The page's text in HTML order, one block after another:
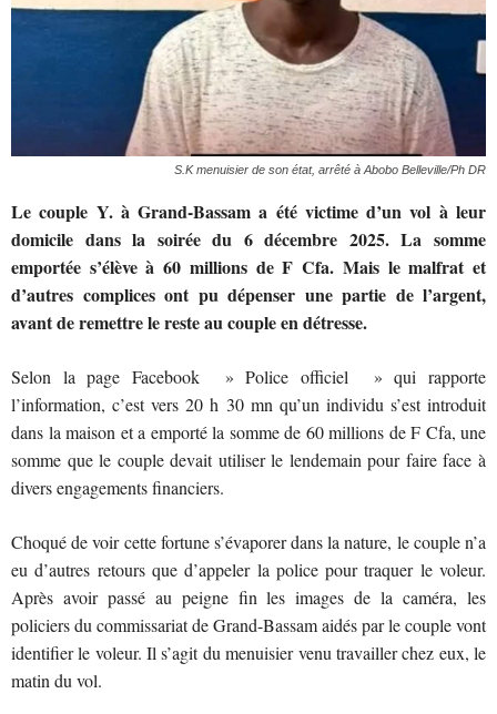
S.K menuisier de son état, arrêté à Abobo Belleville/Ph DR
Le couple Y. à Grand-Bassam a été victime d’un vol à leur
domicile dans la soirée du 6 décembre 2025. La somme
emportée s’élève à 60 millions de F Cfa. Mais le malfrat et
d’autres complices ont pu dépenser une partie de l’argent,
avant de remettre le reste au couple en détresse.
Selon la page Facebook » Police officiel » qui rapporte
l’information, c’est vers 20 h 30 mn qu’un individu s’est introduit
dans la maison et a emporté la somme de 60 millions de F Cfa, une
somme que le couple devait utiliser le lendemain pour faire face à
divers engagements financiers.
Choqué de voir cette fortune s’évaporer dans la nature, le couple n’a
eu d’autres retours que d’appeler la police pour traquer le voleur.
Après avoir passé au peigne fin les images de la caméra, les
policiers du commissariat de Grand-Bassam aidés par le couple vont
identifier le voleur. Il s’agit du menuisier venu travailler chez eux, le
matin du vol.